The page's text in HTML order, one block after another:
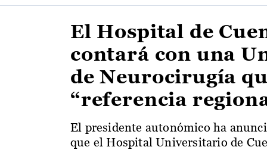
El Hospital de
contará con una
de Neurocirugía
“referencia
El presidente autonómico ha
que el Hospital Universitario de